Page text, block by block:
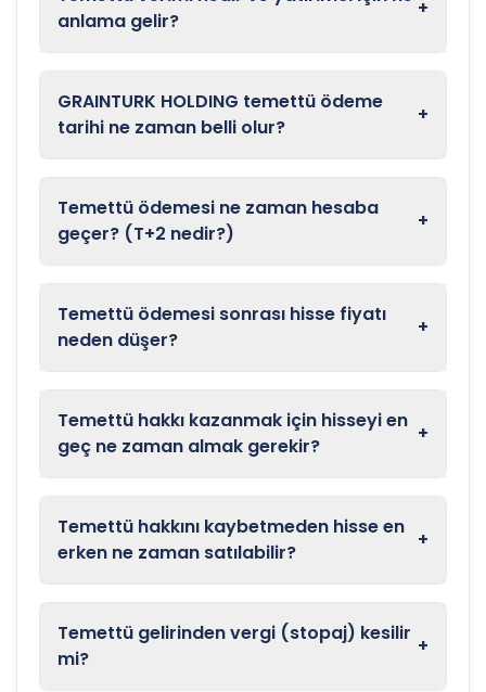
anlama gelir?
+
GRAINTURK HOLDING temettü ödeme
tarihi ne zaman belli olur?
+
Temettü ödemesi ne zaman hesaba
geçer? (T+2 nedir?)
+
Temettü ödemesi sonrası hisse fiyatı
neden düşer?
+
Temettü hakkı kazanmak için hisseyi en
geç ne zaman almak gerekir?
+
Temettü hakkını kaybetmeden hisse en
erken ne zaman satılabilir?
+
Temettü gelirinden vergi (stopaj) kesilir
mi?
+